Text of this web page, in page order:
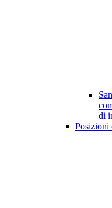
di
Posizioni